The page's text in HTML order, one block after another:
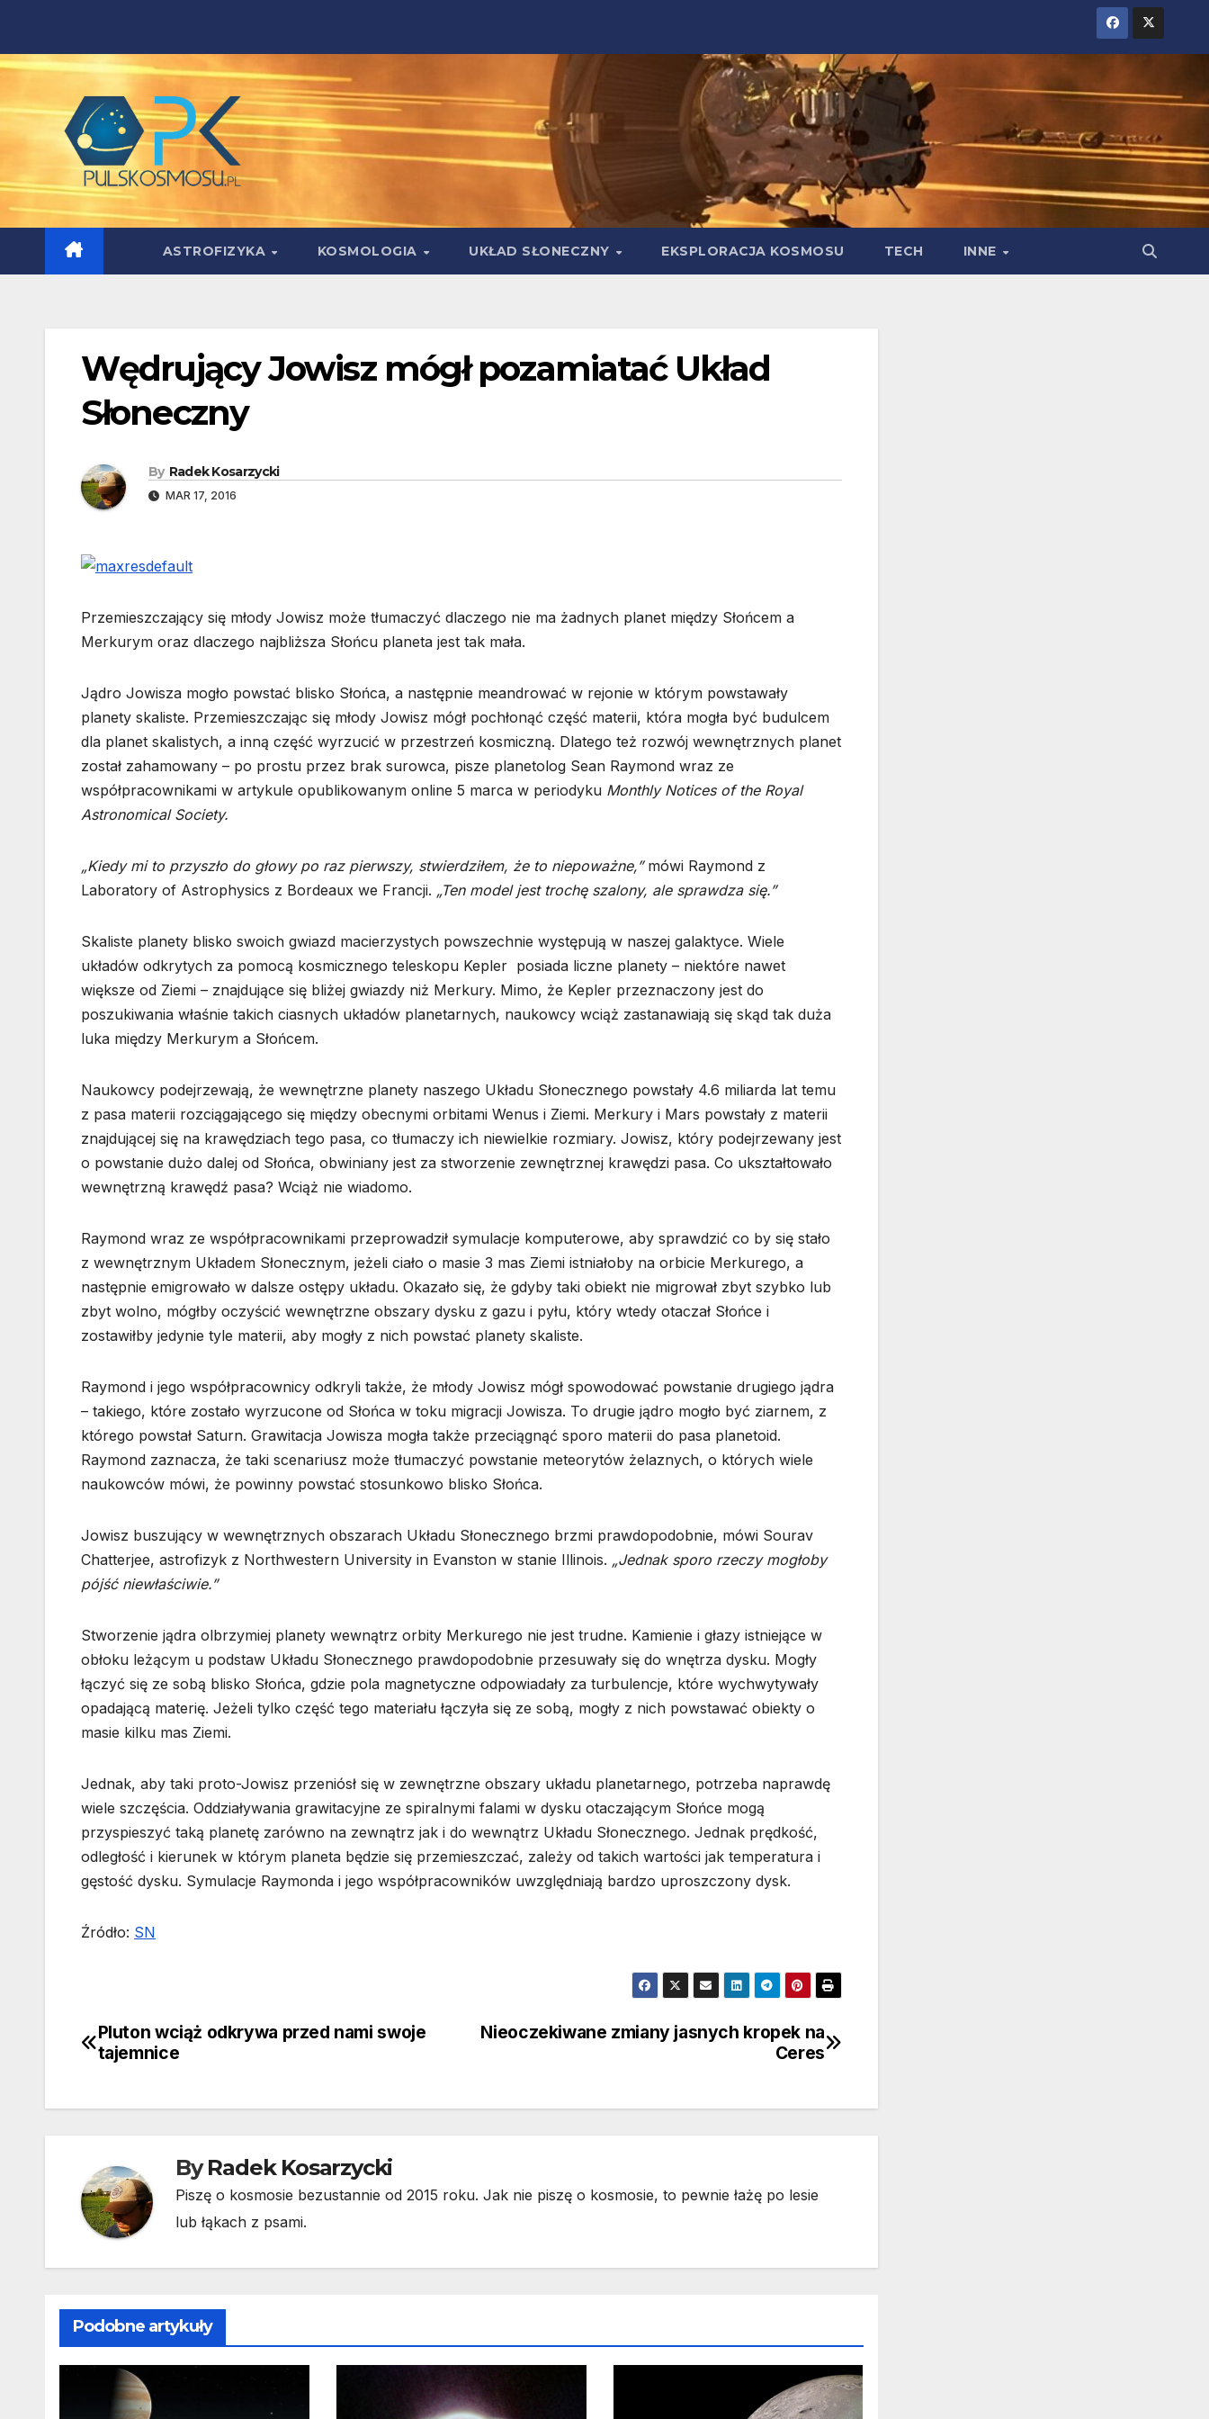
content
ASTROFIZYKA KOSMOLOGIA UKŁAD SŁONECZNY EKSPLORACJA KOSMOSU TECH INNE
Wędrujący Jowisz mógł pozamiatać Układ
Słoneczny
By Radek Kosarzycki
MAR 17, 2016
Przemieszczający się młody Jowisz może tłumaczyć dlaczego nie ma żadnych planet między Słońcem a
Merkurym oraz dlaczego najbliższa Słońcu planeta jest tak mała.
Jądro Jowisza mogło powstać blisko Słońca, a następnie meandrować w rejonie w którym powstawały
planety skaliste. Przemieszczając się młody Jowisz mógł pochłonąć część materii, która mogła być budulcem
dla planet skalistych, a inną część wyrzucić w przestrzeń kosmiczną. Dlatego też rozwój wewnętrznych planet
został zahamowany – po prostu przez brak surowca, pisze planetolog Sean Raymond wraz ze
współpracownikami w artykule opublikowanym online 5 marca w periodyku Monthly Notices of the Royal
Astronomical Society.
„Kiedy mi to przyszło do głowy po raz pierwszy, stwierdziłem, że to niepoważne,”mówi Raymond z
Laboratory of Astrophysics z Bordeaux we Francji. „Ten model jest trochę szalony, ale sprawdza się.”
Skaliste planety blisko swoich gwiazd macierzystych powszechnie występują w naszej galaktyce. Wiele
układów odkrytych za pomocą kosmicznego teleskopu Kepler posiada liczne planety – niektóre nawet
większe od Ziemi – znajdujące się bliżej gwiazdy niż Merkury. Mimo, że Kepler przeznaczony jest do
poszukiwania właśnie takich ciasnych układów planetarnych, naukowcy wciąż zastanawiają się skąd tak duża
luka między Merkurym a Słońcem.
Naukowcy podejrzewają, że wewnętrzne planety naszego Układu Słonecznego powstały 4.6 miliarda lat temu
z pasa materii rozciągającego się między obecnymi orbitami Wenus i Ziemi. Merkury i Mars powstały z materii
znajdującej się na krawędziach tego pasa, co tłumaczy ich niewielkie rozmiary. Jowisz, który podejrzewany jest
o powstanie dużo dalej od Słońca, obwiniany jest za stworzenie zewnętrznej krawędzi pasa. Co ukształtowało
wewnętrzną krawędź pasa? Wciąż nie wiadomo.
Raymond wraz ze współpracownikami przeprowadził symulacje komputerowe, aby sprawdzić co by się stało
z wewnętrznym Układem Słonecznym, jeżeli ciało o masie 3 mas Ziemi istniałoby na orbicie Merkurego, a
następnie emigrowało w dalsze ostępy układu. Okazało się, że gdyby taki obiekt nie migrował zbyt szybko lub
zbyt wolno, mógłby oczyścić wewnętrzne obszary dysku z gazu i pyłu, który wtedy otaczał Słońce i
zostawiłby jedynie tyle materii, aby mogły z nich powstać planety skaliste.
Raymond i jego współpracownicy odkryli także, że młody Jowisz mógł spowodować powstanie drugiego jądra
– takiego, które zostało wyrzucone od Słońca w toku migracji Jowisza. To drugie jądro mogło być ziarnem, z
którego powstał Saturn. Grawitacja Jowisza mogła także przeciągnąć sporo materii do pasa planetoid.
Raymond zaznacza, że taki scenariusz może tłumaczyć powstanie meteorytów żelaznych, o których wiele
naukowców mówi, że powinny powstać stosunkowo blisko Słońca.
Jowisz buszujący w wewnętrznych obszarach Układu Słonecznego brzmi prawdopodobnie, mówi Sourav
Chatterjee, astrofizyk z Northwestern University in Evanston w stanie Illinois. „Jednak sporo rzeczy mogłoby
pójść niewłaściwie.”
Stworzenie jądra olbrzymiej planety wewnątrz orbity Merkurego nie jest trudne. Kamienie i głazy istniejące w
obłoku leżącym u podstaw Układu Słonecznego prawdopodobnie przesuwały się do wnętrza dysku. Mogły
łączyć się ze sobą blisko Słońca, gdzie pola magnetyczne odpowiadały za turbulencje, które wychwytywały
opadającą materię. Jeżeli tylko część tego materiału łączyła się ze sobą, mogły z nich powstawać obiekty o
masie kilku mas Ziemi.
Jednak, aby taki proto-Jowisz przeniósł się w zewnętrzne obszary układu planetarnego, potrzeba naprawdę
wiele szczęścia. Oddziaływania grawitacyjne ze spiralnymi falami w dysku otaczającym Słońce mogą
przyspieszyć taką planetę zarówno na zewnątrz jak i do wewnątrz Układu Słonecznego. Jednak prędkość,
odległość i kierunek w którym planeta będzie się przemieszczać, zależy od takich wartości jak temperatura i
gęstość dysku. Symulacje Raymonda i jego współpracowników uwzględniają bardzo uproszczony dysk.
Źródło: SN
Nawigacja
Nieoczekiwane zmiany jasnych kropek na
Ceres
Pluton wciąż odkrywa przed nami swoje
tajemnice
ByRadek Kosarzycki
Piszę o kosmosie bezustannie od 2015 roku. Jak nie piszę o kosmosie, to pewnie łażę po lesie
lub łąkach z psami.
Podobne artykuły